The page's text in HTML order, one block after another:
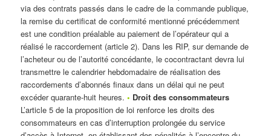
via des contrats passés dans le cadre de la commande publique,
la remise du certificat de conformité mentionné précédemment
est une condition préalable au paiement de l’opérateur qui a
réalisé le raccordement (article 2). Dans les RIP, sur demande de
l’acheteur ou de l’autorité concédante, le cocontractant devra lui
transmettre le calendrier hebdomadaire de réalisation des
raccordements d’abonnés finaux dans un délai qui ne peut
excéder quarante-huit heures.• Droit des consommateurs
L’article 5 de la proposition de loi renforce les droits des
consommateurs en cas d’interruption prolongée du service